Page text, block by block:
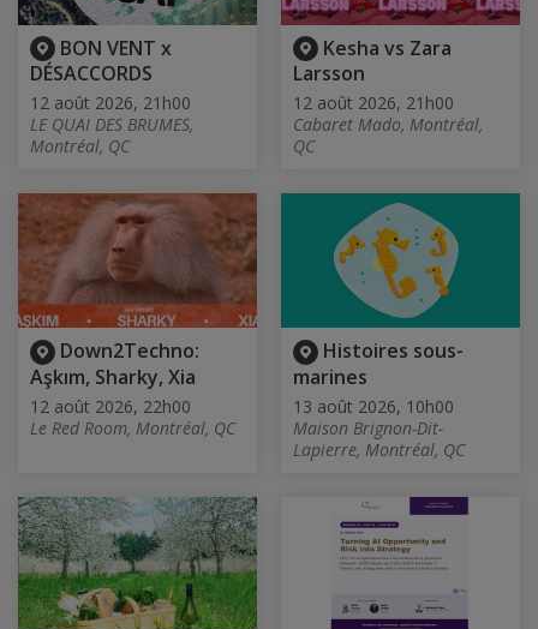
BON VENT x
DÉSACCORDS
12 août 2026, 21h00
LE QUAI DES BRUMES,
Montréal, QC
Kesha vs Zara
Larsson
12 août 2026, 21h00
Cabaret Mado, Montréal,
QC
Down2Techno:
Aşkım, Sharky, Xia
12 août 2026, 22h00
Le Red Room, Montréal, QC
Histoires sous-
marines
13 août 2026, 10h00
Maison Brignon-Dit-
Lapierre, Montréal, QC